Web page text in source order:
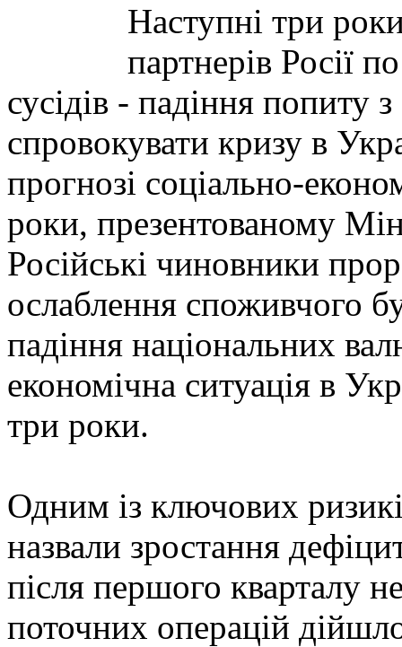
Наступні три
партнерів Росії
сусідів - падіння попиту
спровокувати кризу в
прогнозі соціально-
роки, презентованому
Російські чиновники
ослаблення споживчого
падіння національних
економічна ситуація в
три роки.
Одним із ключових
назвали зростання
після першого кварталу
поточних операцій